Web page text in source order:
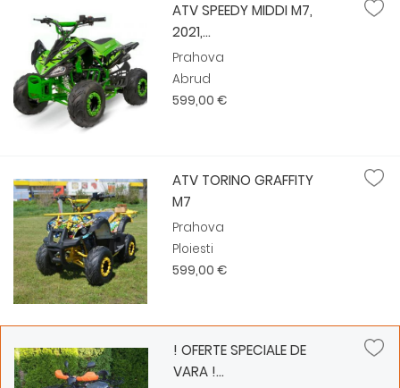
ATV SPEEDY MIDDI M7,
2021,...
Prahova
Abrud
599,00 €
ATV TORINO GRAFFITY
M7
Prahova
Ploiesti
599,00 €
! OFERTE SPECIALE DE
VARA !...